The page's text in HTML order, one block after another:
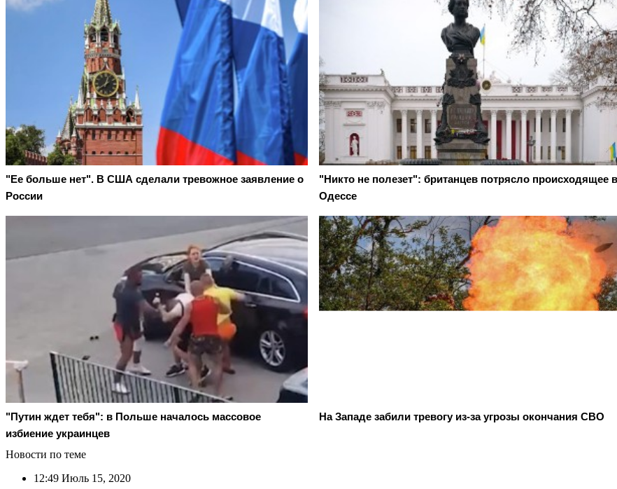
"Ее больше нет". В США сделали тревожное заявление о
России
"Никто не полезет": британцев потрясло происходящее в
Одессе
"Путин ждет тебя": в Польше началось массовое
избиение украинцев
На Западе забили тревогу из-за угрозы окончания СВО
Новости по теме
12:49 Июль 15, 2020